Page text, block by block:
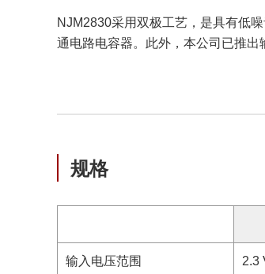
NJM2830采用双极工艺，是具有低
通电路电容器。此外，本公司已推
规格
输入电压范围 2.3